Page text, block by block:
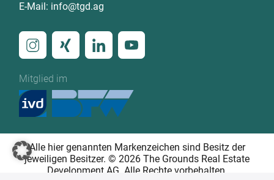
E-Mail: info@tgd.ag
Mitglied im
Alle hier genannten Markenzeichen sind Besitz der
jeweiligen Besitzer. © 2026 The Grounds Real Estate
Development AG. Alle Rechte vorbehalten.